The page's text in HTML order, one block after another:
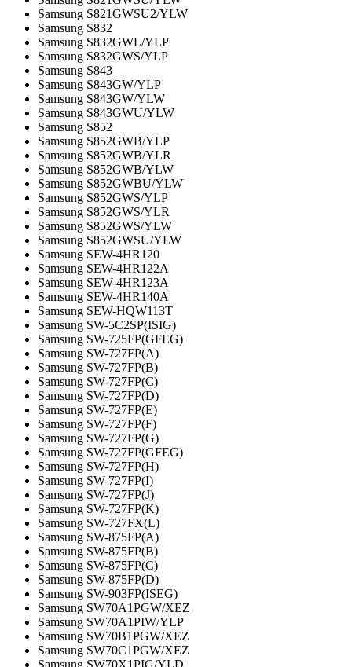
Samsung S821GWSU2/YLW
Samsung S832
Samsung S832GWL/YLP
Samsung S832GWS/YLP
Samsung S843
Samsung S843GW/YLP
Samsung S843GW/YLW
Samsung S843GWU/YLW
Samsung S852
Samsung S852GWB/YLP
Samsung S852GWB/YLR
Samsung S852GWB/YLW
Samsung S852GWBU/YLW
Samsung S852GWS/YLP
Samsung S852GWS/YLR
Samsung S852GWS/YLW
Samsung S852GWSU/YLW
Samsung SEW-4HR120
Samsung SEW-4HR122A
Samsung SEW-4HR123A
Samsung SEW-4HR140A
Samsung SEW-HQW113T
Samsung SW-5C2SP(ISIG)
Samsung SW-725FP(GFEG)
Samsung SW-727FP(A)
Samsung SW-727FP(B)
Samsung SW-727FP(C)
Samsung SW-727FP(D)
Samsung SW-727FP(E)
Samsung SW-727FP(F)
Samsung SW-727FP(G)
Samsung SW-727FP(GFEG)
Samsung SW-727FP(H)
Samsung SW-727FP(I)
Samsung SW-727FP(J)
Samsung SW-727FP(K)
Samsung SW-727FX(L)
Samsung SW-875FP(A)
Samsung SW-875FP(B)
Samsung SW-875FP(C)
Samsung SW-875FP(D)
Samsung SW-903FP(ISEG)
Samsung SW70A1PGW/XEZ
Samsung SW70A1PIW/YLP
Samsung SW70B1PGW/XEZ
Samsung SW70C1PGW/XEZ
Samsung SW70X1PIG/YLD